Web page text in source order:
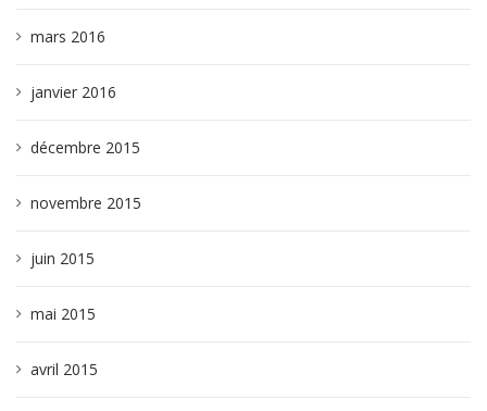
mars 2016
janvier 2016
décembre 2015
novembre 2015
juin 2015
mai 2015
avril 2015